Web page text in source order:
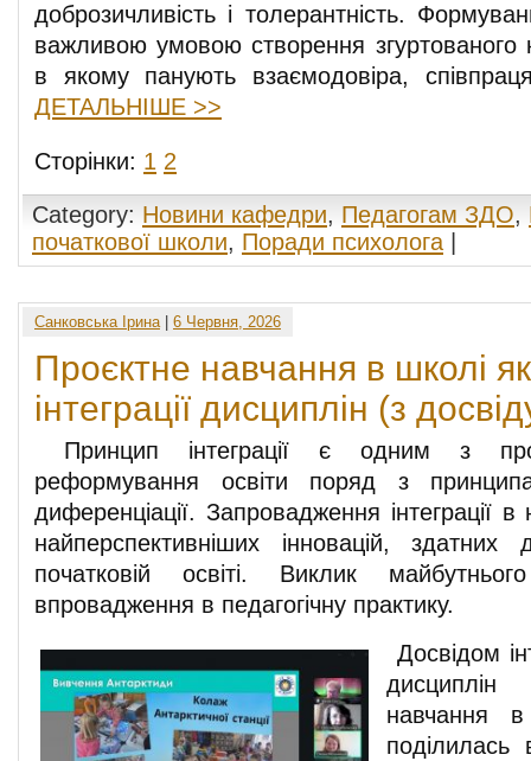
доброзичливість і толерантність.
важливою умовою створення згуртованого
в якому панують взаємодовіра,
ДЕТАЛЬНІШЕ >>
Сторінки: 1 2
Category: Новини кафедри, Педагогам ЗДО,
початкової школи, Поради психолога
Санковська Ірина| 6 Червня, 2026
Проєктне навчання в школі
інтеграції дисциплін (з
Принцип інтеграції є одним з
реформування освіти поряд з
диференціації. Запровадження інтеграції
найперспективніших інновацій, здатних
початковій освіті. Виклик
впровадження в педагогічну практику.
Досвідом
навчання в
поділилась